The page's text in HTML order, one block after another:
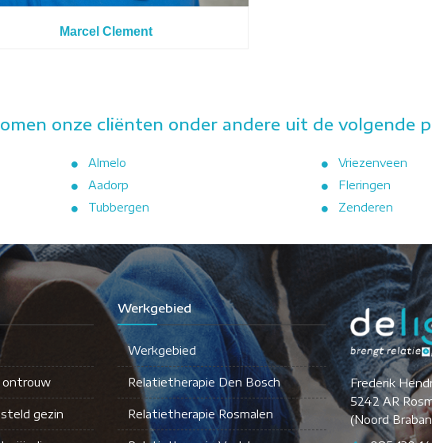
Marcel Clement
onze cliënten onder andere uit de volgende
Almelo
Aadorp
Tubbergen
Vriezenveen
Fleringen
Zenderen
ontrouw
gezin
Werkgebied
Werkgebied
Relatietherapie Den Bosch
Relatietherapie Rosmalen
Frederik
5242 AR
(Noord